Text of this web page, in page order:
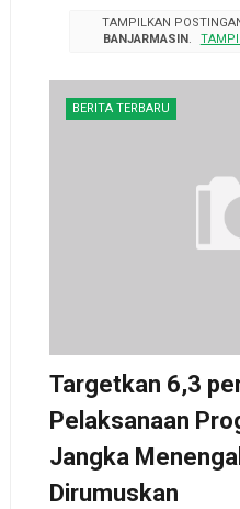
TAMPILKAN
BANJARMASIN
BERITA TERBARU
Targetkan 6,3
Pelaksanaan
Jangka
Dirumuskan